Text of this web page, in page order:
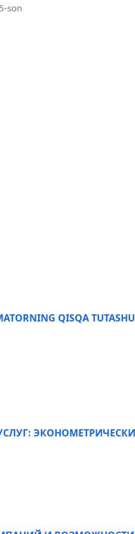
son
QISQA